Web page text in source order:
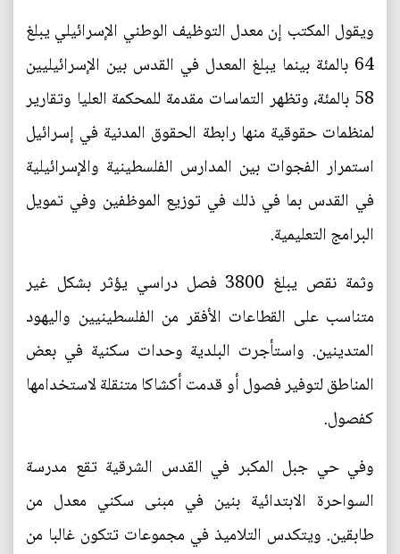
ويقول المكتب إن معدل التوظيف الوطني الإسرائيلي يبلغ
64 بالمئة بينما يبلغ المعدل في القدس بين الإسرائيليين
58 بالمئة، وتظهر التماسات مقدمة للمحكمة العليا وتقارير
لمنظمات حقوقية منها رابطة الحقوق المدنية في إسرائيل
استمرار الفجوات بين المدارس الفلسطينية والإسرائيلية
في القدس بما في ذلك في توزيع الموظفين وفي تمويل
البرامج التعليمية.
وثمة نقص يبلغ 3800 فصل دراسي يؤثر بشكل غير
متناسب على القطاعات الأفقر من الفلسطينيين واليهود
المتدينين. واستأجرت البلدية وحدات سكنية في بعض
المناطق لتوفير فصول أو قدمت أكشاكا متنقلة لاستخدامها
كفصول.
وفي حي جبل المكبر في القدس الشرقية تقع مدرسة
السواحرة الابتدائية بنين في مبنى سكني معدل من
طابقين. ويتكدس التلاميذ في مجموعات تتكون غالبا من